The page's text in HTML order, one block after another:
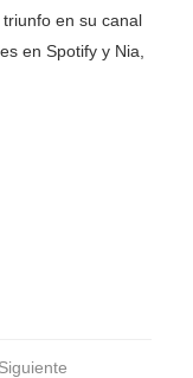
en su canal
en Spotify y Nia,
Siguiente